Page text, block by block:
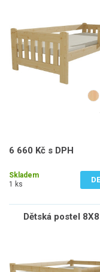
6 660 Kč s DPH
Skladem
1 ks
Dětská postel